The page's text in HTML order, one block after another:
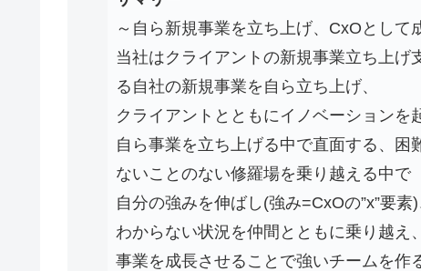
～自ら新規事業を立ち上げ、CxOとして
当社はクライアントの新規事業立ち上
る自社の新規事業を自ら立ち上げ、
クライアントとともにイノベーションを
自ら事業を立ち上げる中で直面する、
ないことのない修羅場を乗り越える中で
自分の強みを伸ばし(強み=CxOの”x”要
わからない状況を仲間とともに乗り越え、
事業を成長させることで強いチームを作